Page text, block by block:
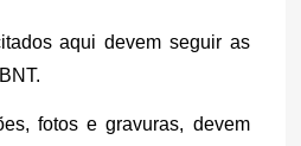
aqui devem seguir as
fotos e gravuras, devem